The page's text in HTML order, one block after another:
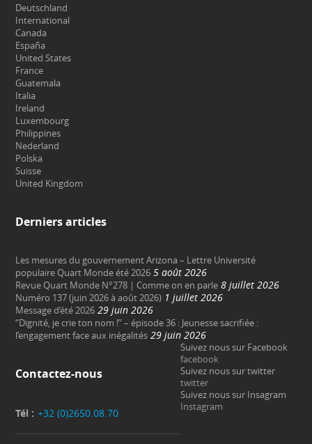
Deutschland
International
Canada
España
United States
France
Guatemala
Italia
Ireland
Luxembourg
Philippines
Nederland
Polska
Suisse
United Kingdom
Derniers articles
Les mesures du gouvernement Arizona – Lettre Université
populaire Quart Monde été 2026 5 août 2026
Revue Quart Monde N°278 | Comme on en parle 8 juillet 2026
Numéro 137 (juin 2026 à août 2026) 1 juillet 2026
Message d’été 2026 29 juin 2026
“Dignité, je crie ton nom !” – épisode 36 : Jeunesse sacrifiée :
l’engagement face aux inégalités 29 juin 2026
Contactez-nous
Tél : +32 (0)2650.08.70
Suivez nous sur Facebook
facebook
Suivez nous sur twitter
twitter
Suivez nous sur Insagram
Instagram